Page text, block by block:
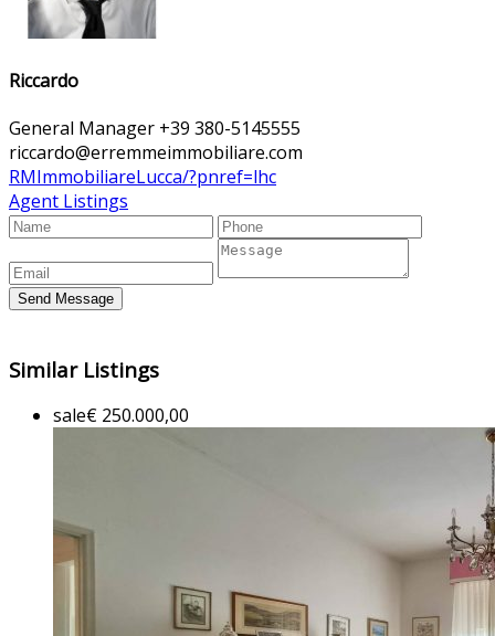
Riccardo
General Manager +39 380-5145555
riccardo@erremmeimmobiliare.com
RMImmobiliareLucca/?pnref=lhc
Agent Listings
Similar Listings
sale€ 250.000,00